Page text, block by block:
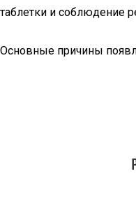
таблетки и соблюдение
Основные причины